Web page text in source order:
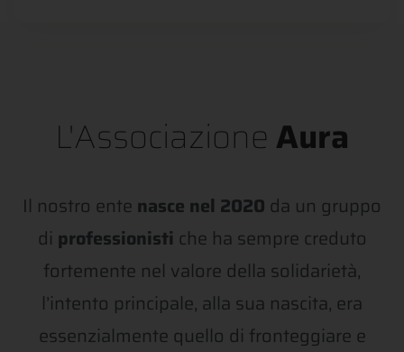
L'Associazione Aura
Il nostro ente nasce nel 2020 da un gruppo
di professionisti che ha sempre creduto
fortemente nel valore della solidarietà,
l’intento principale, alla sua nascita, era
essenzialmente quello di fronteggiare e